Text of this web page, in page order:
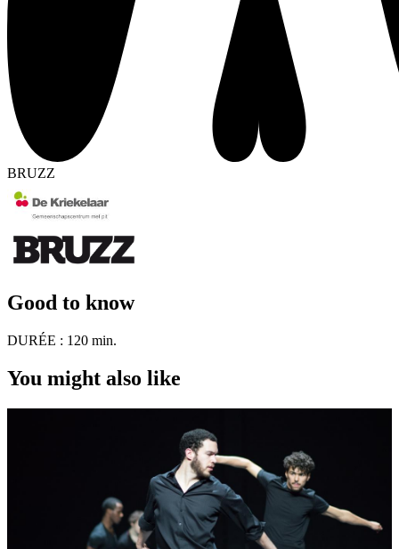
BRUZZ
Good to know
DURÉE : 120 min.
You might also like